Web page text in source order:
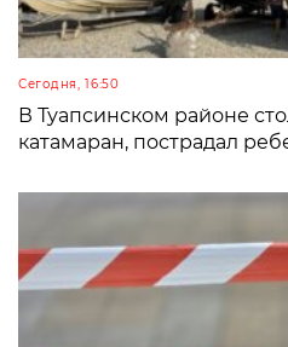
Сегодня, 16:50
В Туапсинском районе
катамаран, пострадал